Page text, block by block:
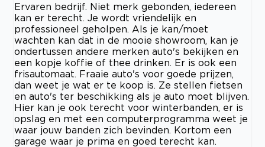
Ervaren bedrijf. Niet merk gebonden, iedereen
kan er terecht. Je wordt vriendelijk en
professioneel geholpen. Als je kan/moet
wachten kan dat in de mooie showroom, kan je
ondertussen andere merken auto's bekijken en
een kopje koffie of thee drinken. Er is ook een
frisautomaat. Fraaie auto's voor goede prijzen,
dan weet je wat er te koop is. Ze stellen fietsen
en auto's ter beschikking als je auto moet blijven.
Hier kan je ook terecht voor winterbanden, er is
opslag en met een computerprogramma weet je
waar jouw banden zich bevinden. Kortom een
garage waar je prima en goed terecht kan.